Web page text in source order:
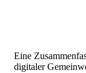
Eine
digitaler